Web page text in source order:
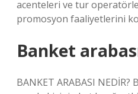
acenteleri ve tur
promosyon faaliyetlerini
Banket
BANKET ARABASI